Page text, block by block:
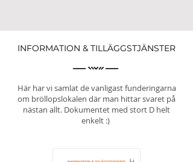
INFORMATION & TILLÄGGSTJÄNSTER
Här har vi samlat de vanligast funderingarna
om bröllopslokalen där man hittar svaret på
nästan allt. Dokumentet med stort D helt
enkelt :)